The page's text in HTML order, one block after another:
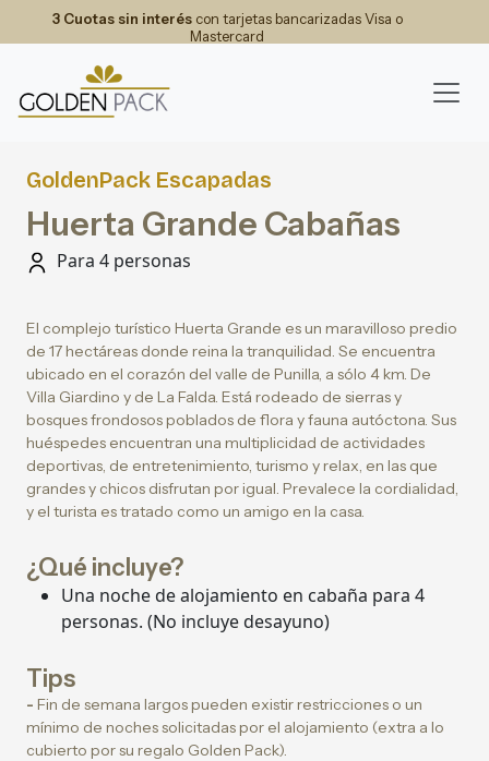
3 Cuotas sin interéscon tarjetas bancarizadas Visa o
Mastercard
GoldenPack Escapadas
Huerta Grande Cabañas
Para 4 personas
El complejo turístico Huerta Grande es un maravilloso predio
de 17 hectáreas donde reina la tranquilidad. Se encuentra
ubicado en el corazón del valle de Punilla, a sólo 4 km. De
Villa Giardino y de La Falda. Está rodeado de sierras y
bosques frondosos poblados de flora y fauna autóctona. Sus
huéspedes encuentran una multiplicidad de actividades
deportivas, de entretenimiento, turismo y relax, en las que
grandes y chicos disfrutan por igual. Prevalece la cordialidad,
y el turista es tratado como un amigo en la casa.
¿Qué incluye?
Una noche de alojamiento en cabaña para 4
personas. (No incluye desayuno)
Tips
- Fin de semana largos pueden existir restricciones o un
mínimo de noches solicitadas por el alojamiento (extra a lo
cubierto por su regalo Golden Pack).